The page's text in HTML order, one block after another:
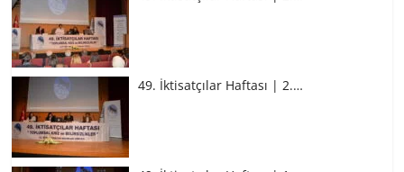
49. İktisatçılar Haftası | 2.…